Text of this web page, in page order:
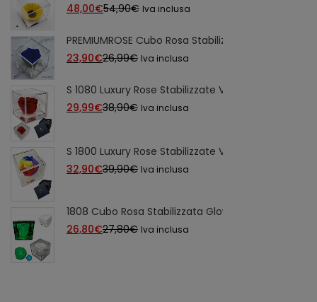
48,00€Il
attuale
è:
54,90€ Il
originale
era:
Iva inclusa
PREMIUMROSE Cubo Rosa Stabilizzata Blu
23,90€Il
attuale
è:
26,99€ Il
originale
era:
Iva inclusa
S 1080 Luxury Rose Stabilizzate Vere in Cubo più
29,99€Il
è:
38,90€ Il
originale
Iva inclusa
S 1800 Luxury Rose Stabilizzate Vere in Cubo più
32,90€Il
attuale
è:
39,90€ Il
originale
era:
Iva inclusa
1808 Cubo Rosa Stabilizzata Glow fosforescente
26,80€Il
27,80€ IlIva inclusa